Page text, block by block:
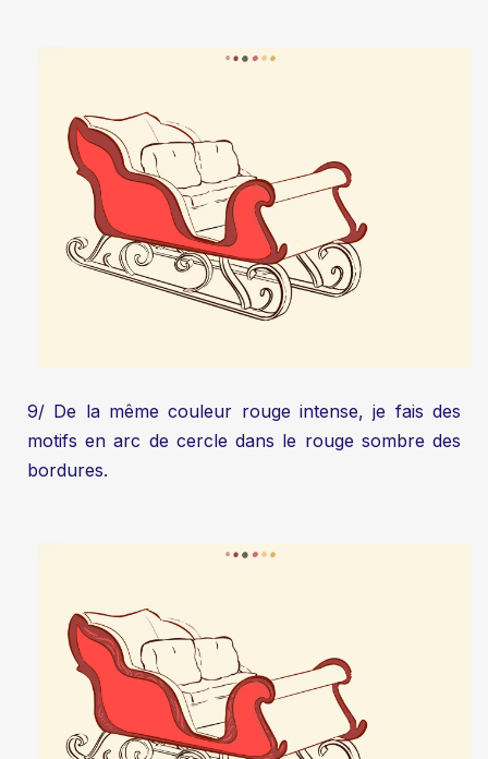
9/ De la même couleur rouge intense, je fais des
motifs en arc de cercle dans le rouge sombre des
bordures.